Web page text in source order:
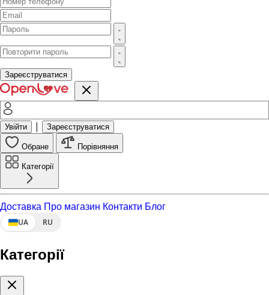
Зареєструватися
Увійти | Зареєструватися
Обране Порівняння
Категорії
Доставка Про магазин Контакти Блог
UA RU
Категорії